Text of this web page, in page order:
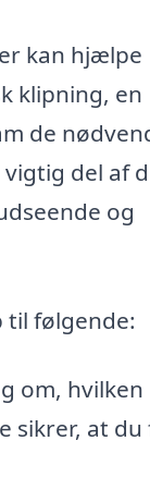
kan hjælpe
klipning, en
de
del af
og
følgende:
om, hvilken
sikrer, at du